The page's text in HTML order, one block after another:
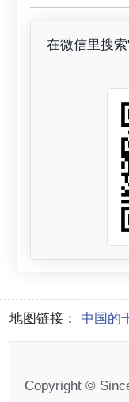
在微信里搜
地图链接： 中国的
Copyright ©